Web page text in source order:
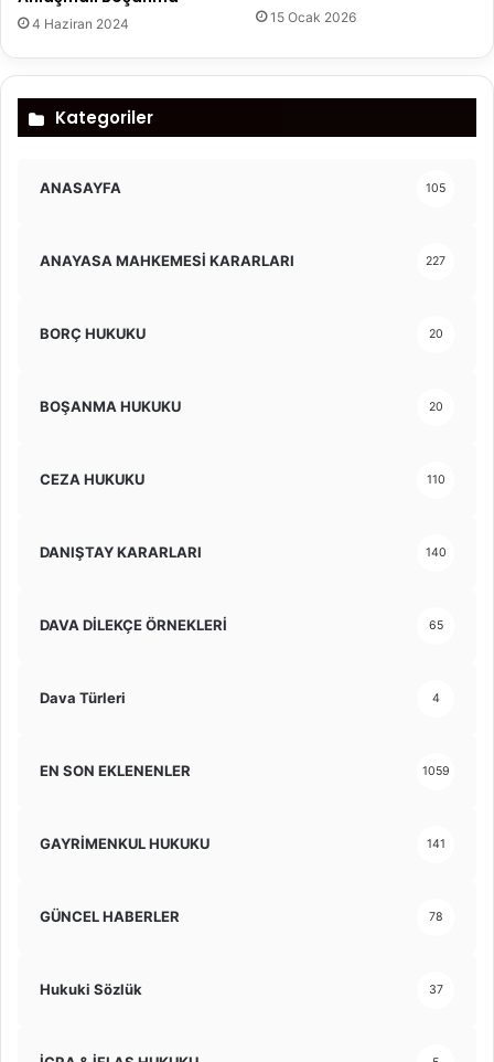
4 Haziran 2024 15 Ocak 2026
Kategoriler
ANASAYFA 105
ANAYASA MAHKEMESİ KARARLARI 227
BORÇ HUKUKU 20
BOŞANMA HUKUKU 20
CEZA HUKUKU 110
DANIŞTAY KARARLARI 140
DAVA DİLEKÇE ÖRNEKLERİ 65
Dava Türleri 4
EN SON EKLENENLER 1059
GAYRİMENKUL HUKUKU 141
GÜNCEL HABERLER 78
Hukuki Sözlük 37